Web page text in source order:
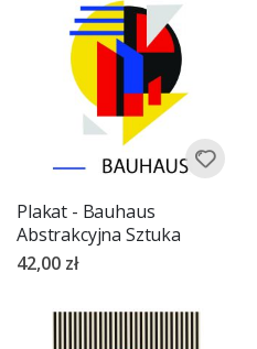
Plakat - Bauhaus
Abstrakcyjna Sztuka
42,00 zł